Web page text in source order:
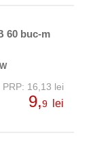
60 buc-m
PRP: 16,13 lei
9,9 lei